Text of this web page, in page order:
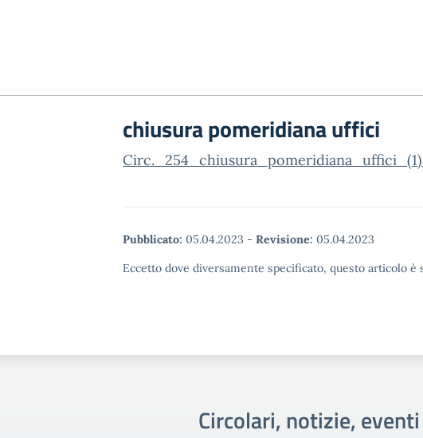
chiusura pomeridiana uffici
Pubblicato: 05.04.2023 - Revisione: 05.04.2023
Eccetto dove diversamente specificato, questo articolo
Circolari, notizie,